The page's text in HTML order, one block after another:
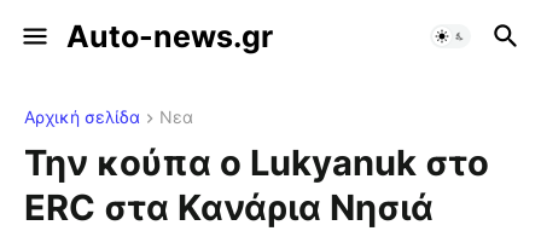
Auto-news.gr
Αρχική σελίδα Νεα
Την κούπα ο Lukyanuk στο
ERC στα Κανάρια Νησιά